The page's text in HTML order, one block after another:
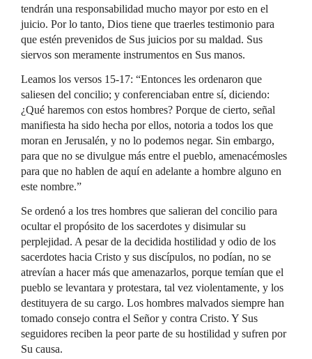
tendrán una responsabilidad mucho mayor por esto en el
juicio. Por lo tanto, Dios tiene que traerles testimonio para
que estén prevenidos de Sus juicios por su maldad. Sus
siervos son meramente instrumentos en Sus manos.
Leamos los versos 15-17: “Entonces les ordenaron que
saliesen del concilio; y conferenciaban entre sí, diciendo:
¿Qué haremos con estos hombres? Porque de cierto, señal
manifiesta ha sido hecha por ellos, notoria a todos los que
moran en Jerusalén, y no lo podemos negar. Sin embargo,
para que no se divulgue más entre el pueblo, amenacémosles
para que no hablen de aquí en adelante a hombre alguno en
este nombre.”
Se ordenó a los tres hombres que salieran del concilio para
ocultar el propósito de los sacerdotes y disimular su
perplejidad. A pesar de la decidida hostilidad y odio de los
sacerdotes hacia Cristo y sus discípulos, no podían, no se
atrevían a hacer más que amenazarlos, porque temían que el
pueblo se levantara y protestara, tal vez violentamente, y los
destituyera de su cargo. Los hombres malvados siempre han
tomado consejo contra el Señor y contra Cristo. Y Sus
seguidores reciben la peor parte de su hostilidad y sufren por
Su causa.